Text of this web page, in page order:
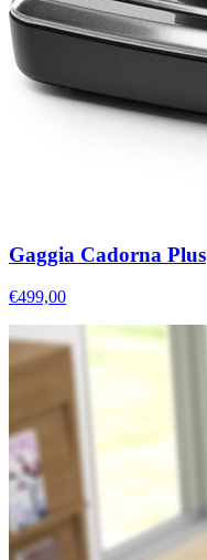
Gaggia Cadorna Plus
€499,00